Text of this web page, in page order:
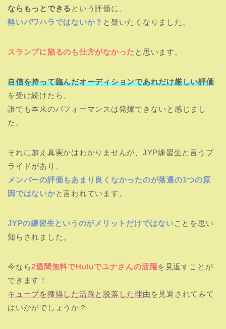
ならもっとできる という評価に、
軽いパワハラではないか？ と疑いたくなりました。
スランプに陥るのも仕方がなかった と思います。
自信を持って臨んだオーディションであれだけ厳しい評価
を受け続けたら、
誰でも本来のパフォーマンスは発揮できないと感じまし
た。
それに加え真実かはわかりませんが、JYP練習生と言うプ
ライドがあり、
メンバーの評価もあまり良くなかったのが落選の1つの原
因ではないかと言われています。
JYPの練習生というのがメリットだけではないことを思い
知らされました。
今なら2週間無料でHuluでユナさんの活躍を見返すことが
できます！
キューブを獲得した活躍と脱落した理由 を見返されてみて
はいかがでしょうか？